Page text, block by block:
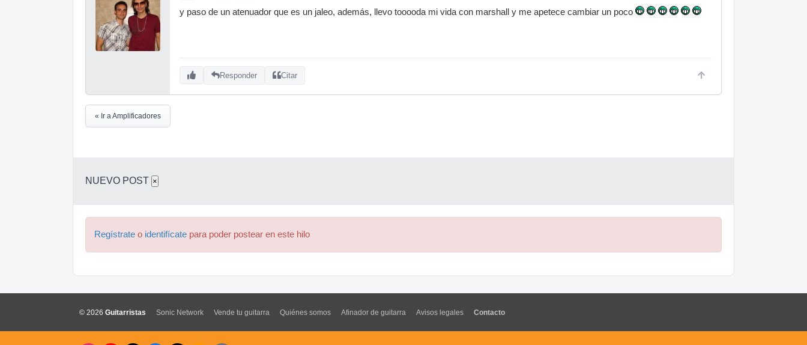
y paso de un atenuador que es un jaleo, además, llevo tooooda mi vida con marshall y me apetece cambiar un poco
Responder Citar
« Ir a Amplificadores
NUEVO POST ×
Regístrate o identifícate para poder postear en este hilo
© 2026 Guitarristas Sonic Network Vende tu guitarra Quiénes somos Afinador de guitarra Avisos legales Contacto